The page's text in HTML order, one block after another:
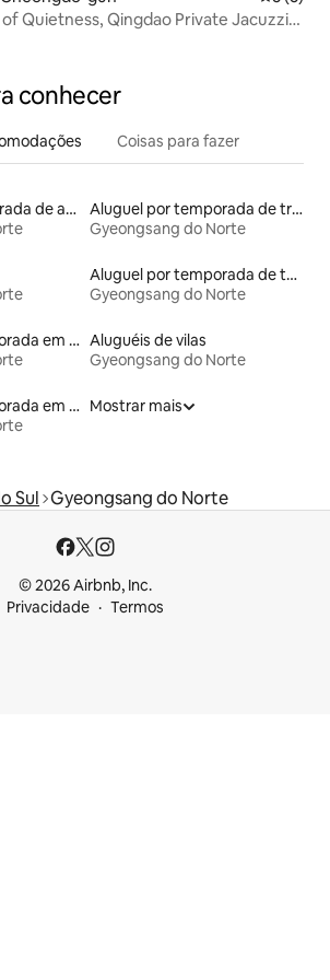
Quietness, Qingdao Private Jacuzzi
conhecer
Coisas para fazer
Aluguel por temporada de apart-hotéis
Aluguel por temporada de trailers
Gyeongsang do Norte
Aluguel por temporada de townhouses
Gyeongsang do Norte
Aluguéis por temporada em resorts Aluguéis de vilas
Gyeongsang do Norte
Aluguéis por temporada em acampamentos Mostrar mais
Sul Gyeongsang do Norte
© 2026 Airbnb, Inc.
Privacidade
Termos